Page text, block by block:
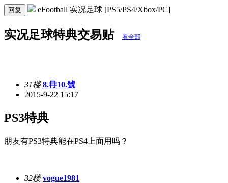
回复 eFootball 实况足球 [PS5/PS4/Xbox/PC]
实况足球特典交易贴 看全部
31楼 8.冄10.號
2015-9-22 15:17
PS3特典
朋友有PS3特典能在PS4上面用吗？
32楼 vogue1981